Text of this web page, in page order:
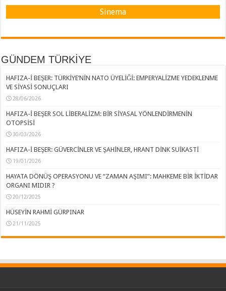
Sinema
GÜNDEM TÜRKİYE
HAFIZA-İ BEŞER: TÜRKİYE’NİN NATO ÜYELİĞİ: EMPERYALİZME YEDEKLENME
VE SİYASİ SONUÇLARI
28/06/2026
HAFIZA-İ BEŞER SOL LİBERALİZM: BİR SİYASAL YÖNLENDİRMENİN
OTOPSİSİ
30/03/2026
HAFIZA-İ BEŞER: GÜVERCİNLER VE ŞAHİNLER, HRANT DİNK SUİKASTİ
19/01/2026
HAYATA DÖNÜŞ OPERASYONU VE “ZAMAN AŞIMI”: MAHKEME BİR İKTİDAR
ORGANI MIDIR ?
20/12/2025
HÜSEYİN RAHMİ GÜRPINAR
21/11/2025